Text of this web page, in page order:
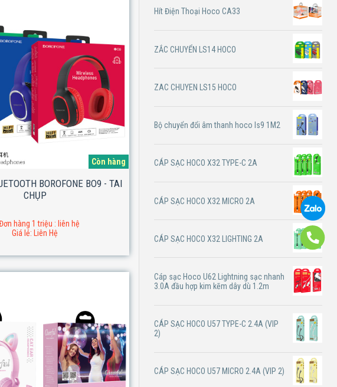
Còn hàng
BOROFONE BO9 - TAI
CHỤP
hàng 1 triệu : liên hệ
Giá lẻ: Liên Hệ
Hít Điện Thoại Hoco CA33
ZẮC CHUYỂN LS14 HOCO
ZAC CHUYEN LS15 HOCO
Bộ chuyển đổi âm thanh hoco ls9 1M2
CÁP SẠC HOCO X32 TYPE-C 2A
CÁP SẠC HOCO X32 MICRO 2A
CÁP SẠC HOCO X32 LIGHTING 2A
Cáp sạc Hoco U62 Lightning sạc nhanh
3.0A đầu hợp kim kẽm dây dù 1.2m
CÁP SẠC HOCO U57 TYPE-C 2.4A (VIP
2)
CÁP SẠC HOCO U57 MICRO 2.4A (VIP 2)